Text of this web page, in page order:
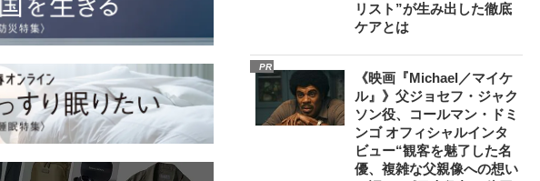
リスト”が生み出した徹底
ケアとは
PR
《映画『Michael／マイケ
ル』》父ジョセフ・ジャク
ソン役、コールマン・ドミ
ンゴ オフィシャルインタ
ビュー“観客を魅了した名
優、複雑な父親像への想い